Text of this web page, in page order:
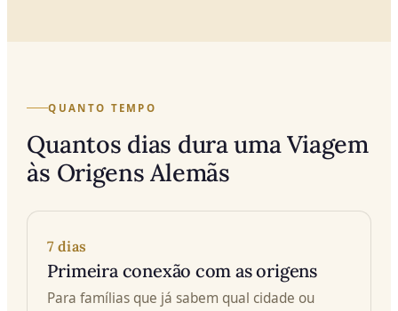
QUANTO TEMPO
Quantos dias dura uma Viagem
às Origens Alemãs
7 dias
Primeira conexão com as origens
Para famílias que já sabem qual cidade ou